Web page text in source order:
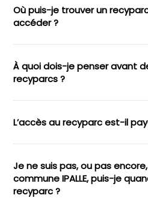
Où puis-je trouver un
accéder ?
À quoi dois-je penser avant
recyparcs ?
L’accès au recyparc est-il
Je ne suis pas, ou pas
commune IPALLE, puis-je
recyparc ?